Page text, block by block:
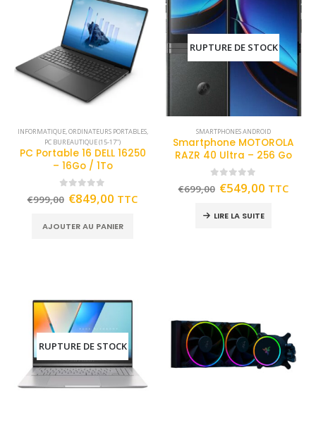
INFORMATIQUE,ORDINATEURS PORTABLES,
PC BUREAUTIQUE (15-17")
PC Portable 16 DELL 16250
– 16Go / 1To
out of 5
€999,00 €849,00 TTC
AJOUTER AU PANIER
RUPTURE DE STOCK
SMARTPHONES ANDROID
Smartphone MOTOROLA
RAZR 40 Ultra – 256 Go
out of 5
€699,00 €549,00 TTC
LIRE LA SUITE
RUPTURE DE STOCK